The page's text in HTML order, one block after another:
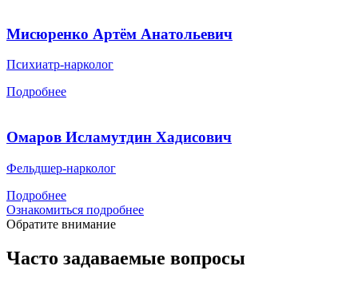
Мисюренко Артём Анатольевич
Психиатр-нарколог
Подробнее
Омаров Исламутдин Хадисович
Фельдшер-нарколог
Подробнее
Ознакомиться подробнее
Обратите внимание
Часто задаваемые вопросы